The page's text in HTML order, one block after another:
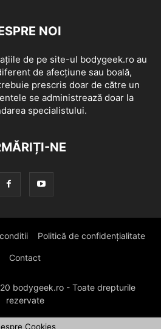
NOI
de pe site-ul bodygeek.ro au
de afecțiune sau boală,
prescris doar de către un
se administrează doar la
specialistului.
NE
Politică de confidențialitate
Contact
bodygeek.ro - Toate drepturile
rezervate
Cookies